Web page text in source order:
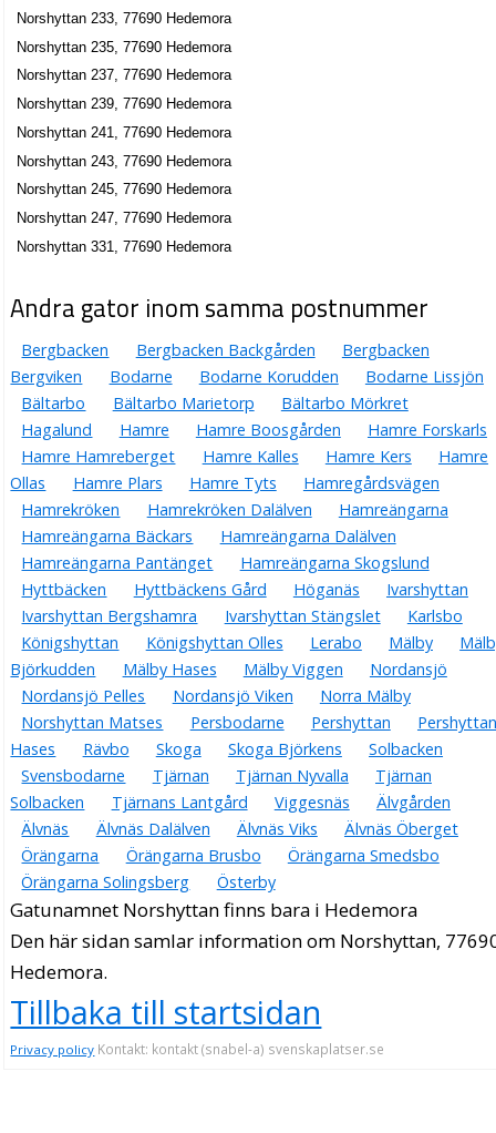
Norshyttan 233, 77690 Hedemora
Norshyttan 235, 77690 Hedemora
Norshyttan 237, 77690 Hedemora
Norshyttan 239, 77690 Hedemora
Norshyttan 241, 77690 Hedemora
Norshyttan 243, 77690 Hedemora
Norshyttan 245, 77690 Hedemora
Norshyttan 247, 77690 Hedemora
Norshyttan 331, 77690 Hedemora
Andra gator inom samma postnummer
Bergbacken Bergbacken Backgården
Bergbacken
Bergviken
Bodarne Bodarne Korudden
Bodarne Lissjön
Bältarbo
Bältarbo Marietorp
Bältarbo Mörkret
Hagalund
Hamre Hamre Boosgården
Hamre Forskarls
Hamre Hamreberget
Hamre Kalles Hamre Kers
Hamre
Ollas
Hamre Plars Hamre Tyts
Hamregårdsvägen
Hamrekröken
Hamrekröken Dalälven
Hamreängarna
Hamreängarna Bäckars
Hamreängarna Dalälven
Hamreängarna Pantänget
Hamreängarna Skogslund
Hyttbäcken
Hyttbäckens Gård Höganäs
Ivarshyttan
Ivarshyttan Bergshamra
Ivarshyttan Stängslet
Karlsbo
Königshyttan
Königshyttan Olles Lerabo Mälby
Björkudden
Mälby Hases Mälby Viggen
Nordansjö
Nordansjö Pelles
Nordansjö Viken
Norra Mälby
Norshyttan Matses
Persbodarne Pershyttan
Pershyttan
Hases
Rävbo Skoga Skoga Björkens
Solbacken
Svensbodarne
Tjärnan Tjärnan Nyvalla
Tjärnan
Solbacken
Tjärnans Lantgård Viggesnäs
Älvgården
Älvnäs
Älvnäs Dalälven Älvnäs Viks
Älvnäs Öberget
Örängarna
Örängarna Brusbo
Örängarna Smedsbo
Örängarna Solingsberg
Österby
Gatunamnet Norshyttan finns bara i Hedemora
Den här sidan samlar information om Norshyttan,
Hedemora.
Tillbaka till startsidan
Privacy policy Kontakt: kontakt (snabel-a) svenskaplatser.se